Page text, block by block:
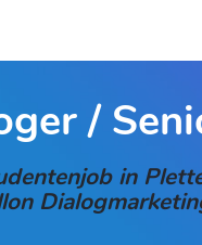
/
in